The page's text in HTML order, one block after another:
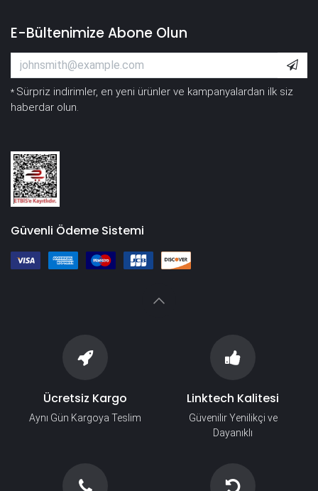
E-Bültenimize Abone Olun
* Sürpriz indirimler, en yeni ürünler ve kampanyalardan ilk siz
haberdar olun.
Güvenli Ödeme Sistemi
Ücretsiz Kargo
Aynı Gün Kargoya Teslim
Linktech Kalitesi
Güvenilir Yenilikçi ve
Dayanıklı